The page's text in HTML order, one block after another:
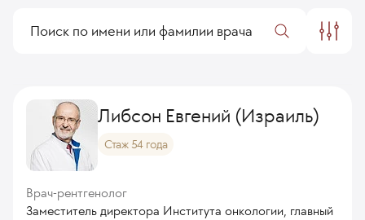
Либсон Евгений (Израиль)
Стаж 54 года
Врач-рентгенолог
Заместитель директора Института онкологии, главный